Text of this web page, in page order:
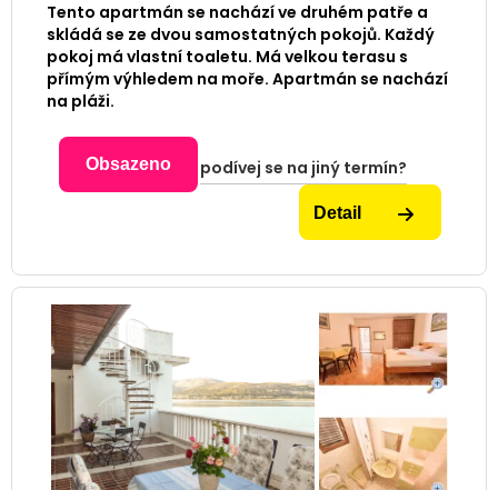
Tento apartmán se nachází ve druhém patře a
skládá se ze dvou samostatných pokojů. Každý
pokoj má vlastní toaletu. Má velkou terasu s
přímým výhledem na moře. Apartmán se nachází
na pláži.
Obsazeno podívej se na jiný termín?
Detail